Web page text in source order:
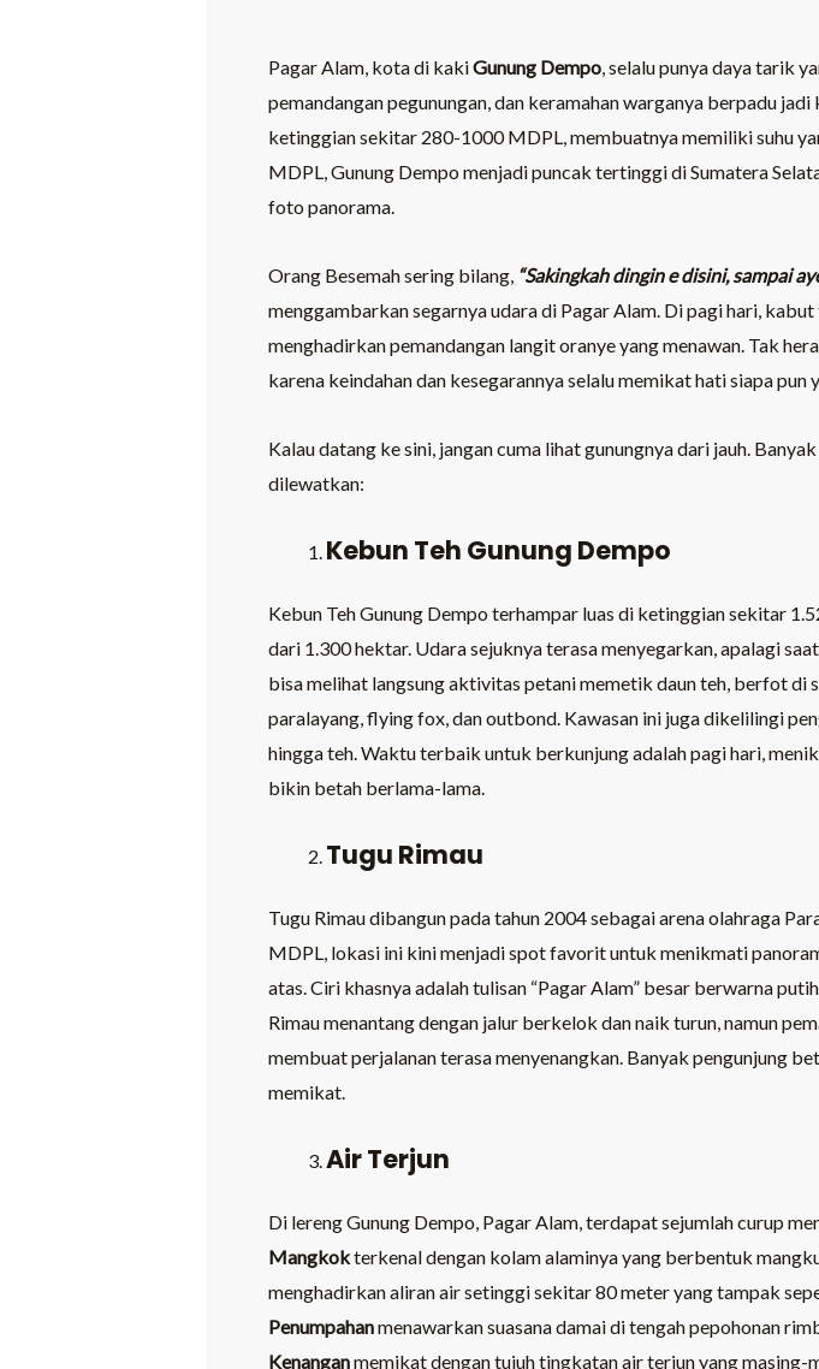
Pagar Alam, kota di kakiGunung Dempo, selalu punya daya tarik
pemandangan pegunungan, dan keramahan warganya berpadu
ketinggian sekitar 280-1000 MDPL, membuatnya memiliki suhu
MDPL, Gunung Dempo menjadi puncak tertinggi di Sumatera
foto panorama.
Orang Besemah sering bilang, “Sakingkah dingin e disini, sampai
menggambarkan segarnya udara di Pagar Alam. Di pagi hari,
menghadirkan pemandangan langit oranye yang menawan. Tak
karena keindahan dan kesegarannya selalu memikat hati siapa pun
Kalau datang ke sini, jangan cuma lihat gunungnya dari jauh.
dilewatkan:
Kebun Teh Gunung Dempo
Kebun Teh Gunung Dempo terhampar luas di ketinggian sekitar
dari 1.300 hektar. Udara sejuknya terasa menyegarkan, apalagi
bisa melihat langsung aktivitas petani memetik daun teh, berfot
paralayang, flying fox, dan outbond. Kawasan ini juga dikelilingi
hingga teh. Waktu terbaik untuk berkunjung adalah pagi hari,
bikin betah berlama-lama.
Tugu Rimau
Tugu Rimau dibangun pada tahun 2004 sebagai arena olahraga
MDPL, lokasi ini kini menjadi spot favorit untuk menikmati
atas. Ciri khasnya adalah tulisan “Pagar Alam” besar berwarna
Rimau menantang dengan jalur berkelok dan naik turun, namun
membuat perjalanan terasa menyenangkan. Banyak pengunjung
memikat.
Air Terjun
Di lereng Gunung Dempo, Pagar Alam, terdapat sejumlah curup
Mangkokterkenal dengan kolam alaminya yang berbentuk
menghadirkan aliran air setinggi sekitar 80 meter yang tampak
Penumpahanmenawarkan suasana damai di tengah pepohonan
Kenanganmemikat dengan tujuh tingkatan air terjun yang